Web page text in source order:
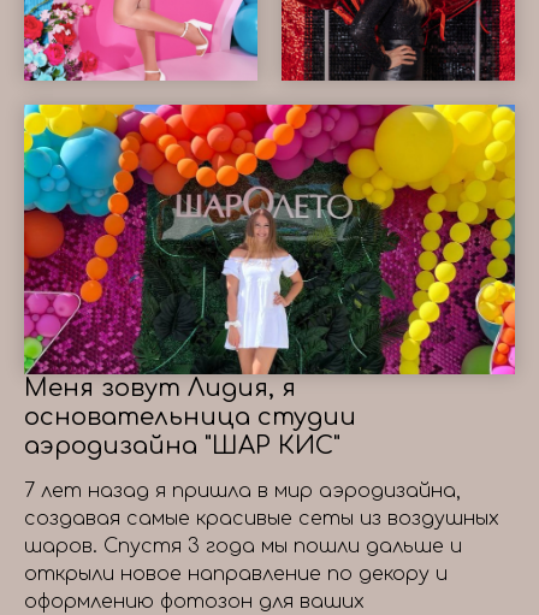
Меня зовут Лидия, я
основательница студии
аэродизайна "ШАР КИС"
7 лет назад я пришла в мир аэродизайна,
создавая самые красивые сеты из воздушных
шаров. Спустя 3 года мы пошли дальше и
открыли новое направление по декору и
оформлению фотозон для ваших